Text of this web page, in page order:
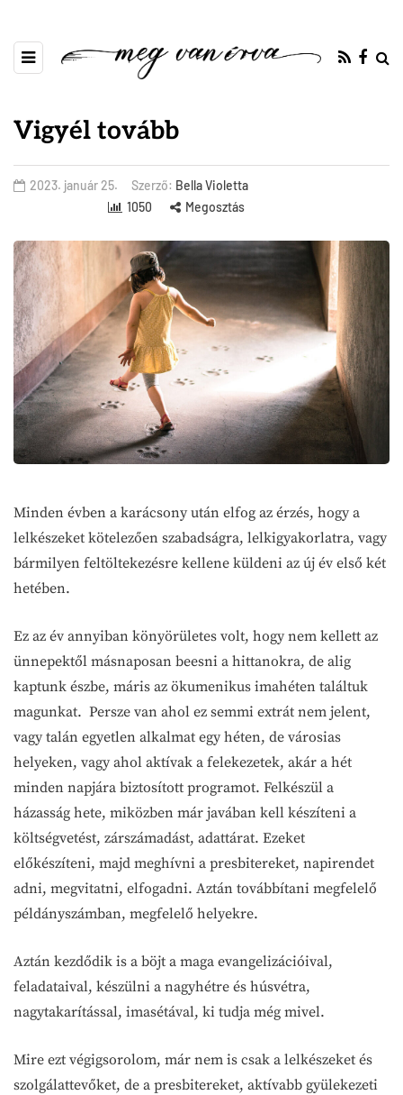
Vigyél tovább
2023. január 25. Szerző: Bella Violetta
1050
Megosztás
Minden évben a karácsony után elfog az érzés, hogy a
lelkészeket kötelezően szabadságra, lelkigyakorlatra, vagy
bármilyen feltöltekezésre kellene küldeni az új év első két
hetében.
Ez az év annyiban könyörületes volt, hogy nem kellett az
ünnepektől másnaposan beesni a hittanokra, de alig
kaptunk észbe, máris az ökumenikus imahéten találtuk
magunkat. Persze van ahol ez semmi extrát nem jelent,
vagy talán egyetlen alkalmat egy héten, de városias
helyeken, vagy ahol aktívak a felekezetek, akár a hét
minden napjára biztosított programot. Felkészül a
házasság hete, miközben már javában kell készíteni a
költségvetést, zárszámadást, adattárat. Ezeket
előkészíteni, majd meghívni a presbitereket, napirendet
adni, megvitatni, elfogadni. Aztán továbbítani megfelelő
példányszámban, megfelelő helyekre.
Aztán kezdődik is a böjt a maga evangelizációival,
feladataival, készülni a nagyhétre és húsvétra,
nagytakarítással, imasétával, ki tudja még mivel.
Mire ezt végigsorolom, már nem is csak a lelkészeket és
szolgálattevőket, de a presbitereket, aktívabb gyülekezeti